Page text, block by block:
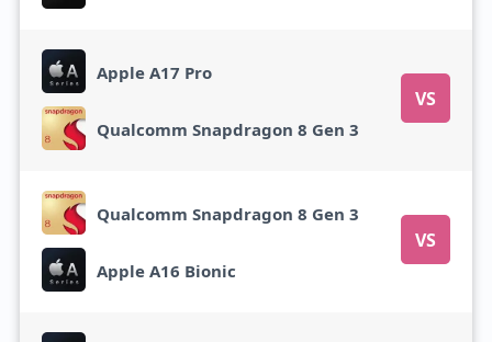
Apple A17 Pro
VS
Qualcomm Snapdragon 8 Gen 3
Qualcomm Snapdragon 8 Gen 3
VS
Apple A16 Bionic